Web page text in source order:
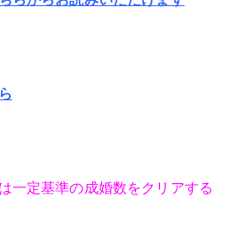
一定基準の成婚数をクリアする